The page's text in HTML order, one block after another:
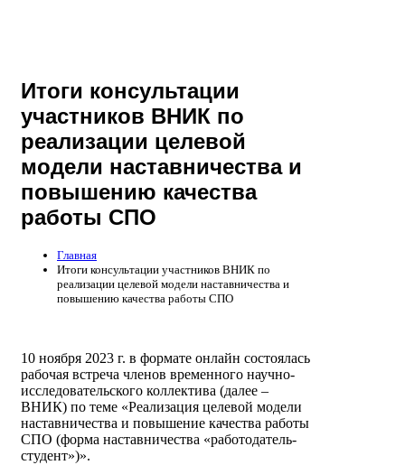
Итоги консультации
участников ВНИК по
реализации целевой
модели наставничества и
повышению качества
работы СПО
Главная
Итоги консультации участников ВНИК по
реализации целевой модели наставничества и
повышению качества работы СПО
10 ноября 2023 г. в формате онлайн состоялась
рабочая встреча членов временного научно-
исследовательского коллектива (далее –
ВНИК) по теме «Реализация целевой модели
наставничества и повышение качества работы
СПО (форма наставничества «работодатель-
студент»)».